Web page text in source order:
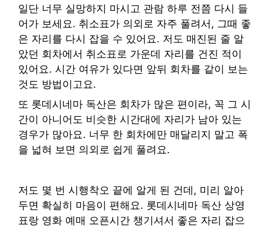
일단 너무 실망하지 마시고 관람 하루 전쯤 다시 들
어가 보세요. 취소표가 의외로 자주 풀려서, 그때 좋
은 자리를 다시 잡을 수 있어요. 저도 매진된 줄 알
았던 회차에서 취소표로 가운데 자리를 건진 적이
있어요. 시간 여유가 있다면 앞뒤 회차를 같이 보는
것도 방법이고요.
또 롯데시네마 독산은 회차가 많은 편이라, 꼭 그 시
간이 아니어도 비슷한 시간대에 자리가 남아 있는
경우가 많아요. 너무 한 회차에만 매달리지 말고 폭
을 넓혀 보면 의외로 쉽게 풀려요.
저도 몇 번 시행착오 끝에 알게 된 건데, 미리 알아
두면 확실히 마음이 편해요. 롯데시네마 독산 상영
표랑 영화 예매 오픈시간 챙기셔서 좋은 자리 잡으